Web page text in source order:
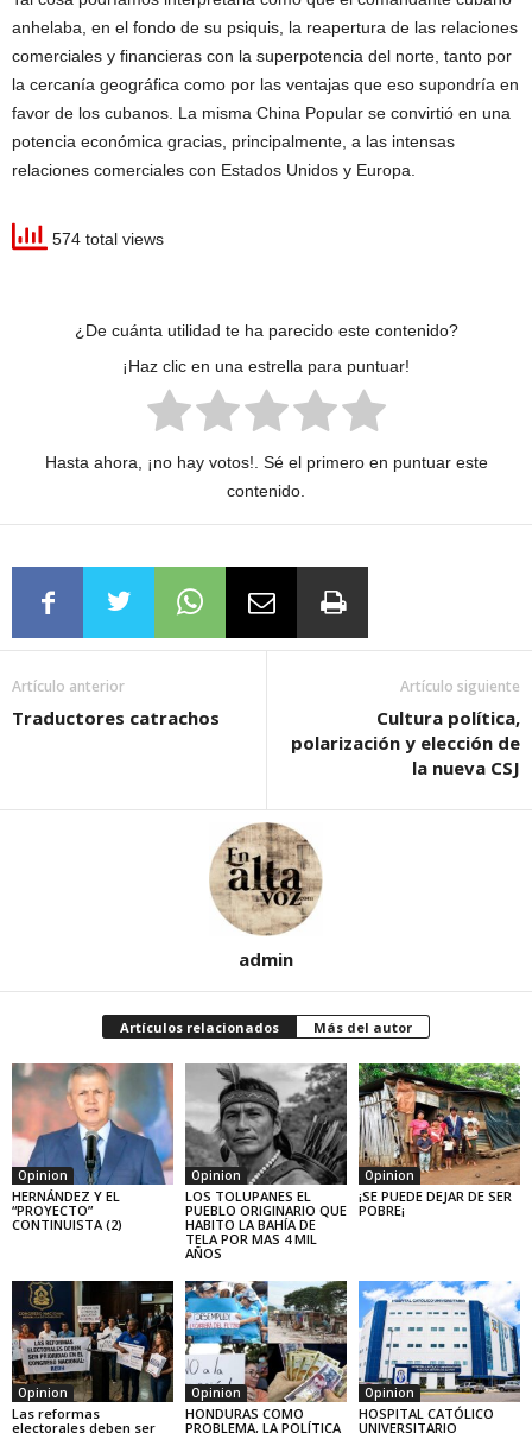
anhelaba, en el fondo de su psiquis, la reapertura de las relaciones
comerciales y financieras con la superpotencia del norte, tanto por
la cercanía geográfica como por las ventajas que eso supondría en
favor de los cubanos. La misma China Popular se convirtió en una
potencia económica gracias, principalmente, a las intensas
relaciones comerciales con Estados Unidos y Europa.
574 total views
¿De cuánta utilidad te ha parecido este contenido?
¡Haz clic en una estrella para puntuar!
Hasta ahora, ¡no hay votos!. Sé el primero en puntuar este
contenido.
Artículo anterior
Traductores catrachos
Artículo siguiente
Cultura política,
polarización y elección de
la nueva CSJ
admin
Artículos relacionados Más del autor
Opinion
HERNÁNDEZ Y EL
“PROYECTO”
CONTINUISTA (2)
Opinion
LOS TOLUPANES EL
PUEBLO ORIGINARIO QUE
HABITO LA BAHÍA DE
TELA POR MAS 4 MIL
AÑOS
Opinion
¡SE PUEDE DEJAR DE SER
POBRE¡
Opinion
Las reformas
electorales deben ser
Opinion
HONDURAS COMO
PROBLEMA, LA POLÍTICA
Opinion
HOSPITAL CATÓLICO
UNIVERSITARIO